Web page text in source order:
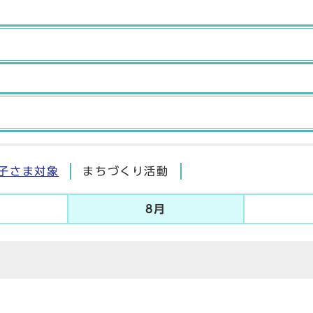
さま対象 まちづくり活動
8月